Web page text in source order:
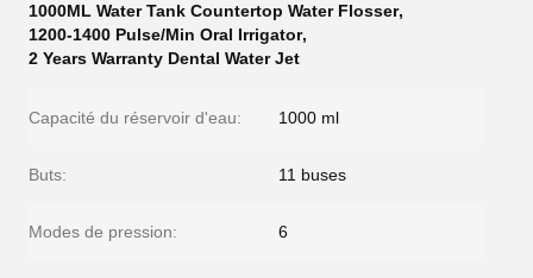
1000ML Water Tank Countertop Water Flosser,
1200-1400 Pulse/Min Oral Irrigator,
2 Years Warranty Dental Water Jet
Capacité du réservoir d'eau: 1000 ml
Buts: 11 buses
Modes de pression: 6